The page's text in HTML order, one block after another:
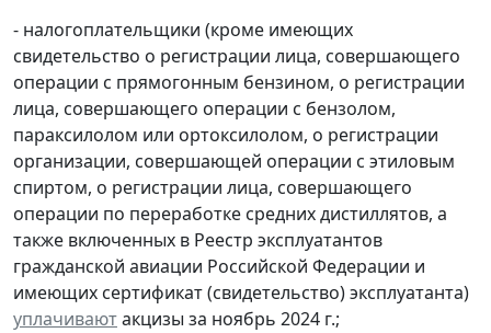
- налогоплательщики (кроме имеющих
свидетельство о регистрации лица, совершающего
операции с прямогонным бензином, о регистрации
лица, совершающего операции с бензолом,
параксилолом или ортоксилолом, о регистрации
организации, совершающей операции с этиловым
спиртом, о регистрации лица, совершающего
операции по переработке средних дистиллятов, а
также включенных в Реестр эксплуатантов
гражданской авиации Российской Федерации и
имеющих сертификат (свидетельство) эксплуатанта)
уплачиваютакцизы за ноябрь 2024 г.;